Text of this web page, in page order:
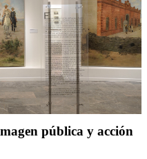
pública y acción